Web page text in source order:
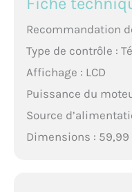
Recommandation
Type de contrôle :
Affichage : LCD
Puissance du
Source
Dimensions : 59,99